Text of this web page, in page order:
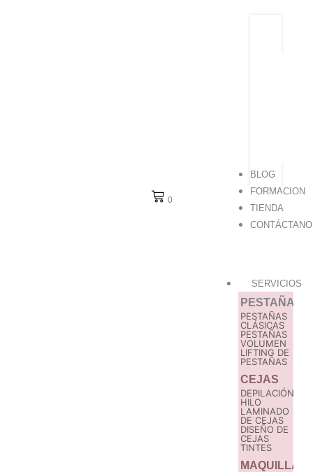
0
BLOG
FORMACION
TIENDA
SERVICIOS
PESTAÑAS
PESTAÑAS
CLÁSICAS
PESTAÑAS
VOLUMEN
LIFTING DE
PESTAÑAS
CEJAS
DEPILACIÓN
HILO
LAMINADO
DE CEJAS
DISEÑO DE
CEJAS
TINTES